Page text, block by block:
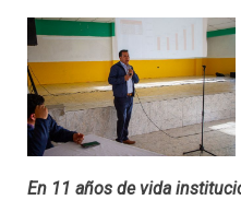
En 11 años de vida